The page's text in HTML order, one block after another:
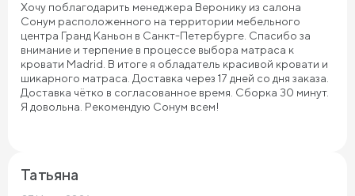
Хочу поблагодарить менеджера Веронику из салона
Сонум расположенного на территории мебельного
центра Гранд Каньон в Санкт-Петербурге. Спасибо за
внимание и терпение в процессе выбора матраса к
кровати Madrid. В итоге я обладатель красивой кровати и
шикарного матраса. Доставка через 17 дней со дня заказа.
Доставка чётко в согласованное время. Сборка 30 минут.
Я довольна. Рекомендую Сонум всем!
Татьяна